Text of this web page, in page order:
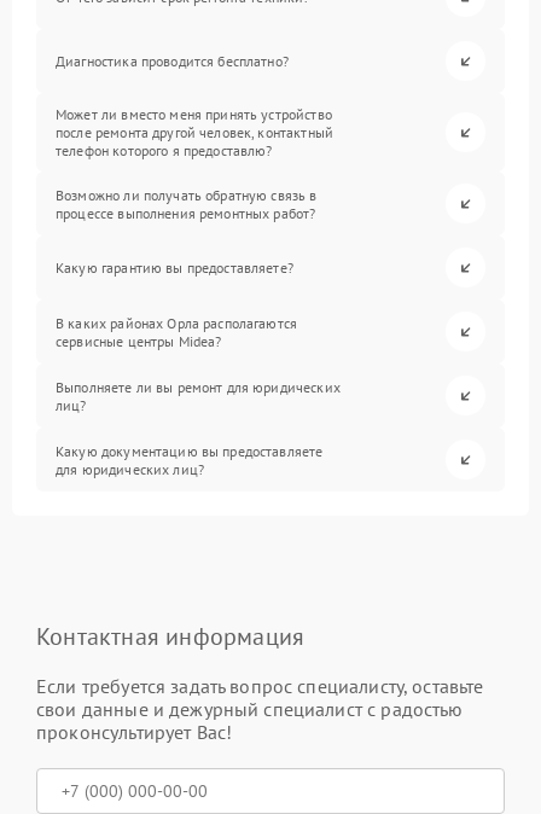
Диагностика проводится бесплатно?
Может ли вместо меня принять устройство
после ремонта другой человек, контактный
телефон которого я предоставлю?
Возможно ли получать обратную связь в
процессе выполнения ремонтных работ?
Какую гарантию вы предоставляете?
В каких районах Орла располагаются
сервисные центры Midea?
Выполняете ли вы ремонт для юридических
лиц?
Какую документацию вы предоставляете
для юридических лиц?
Контактная информация
Если требуется задать вопрос специалисту, оставьте
свои данные и дежурный специалист с радостью
проконсультирует Вас!